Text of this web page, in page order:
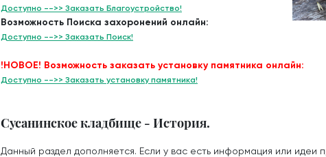
Доступно -->> Заказать Благоустройство!
Возможность Поиска захоронений онлайн:
Доступно -->> Заказать Поиск!
!НОВОЕ! Возможность заказать установку памятника онлайн:
Доступно -->> Заказать установку памятника!
Сусанинское кладбище - История.
Данный раздел дополняется. Если у вас есть информация или идеи